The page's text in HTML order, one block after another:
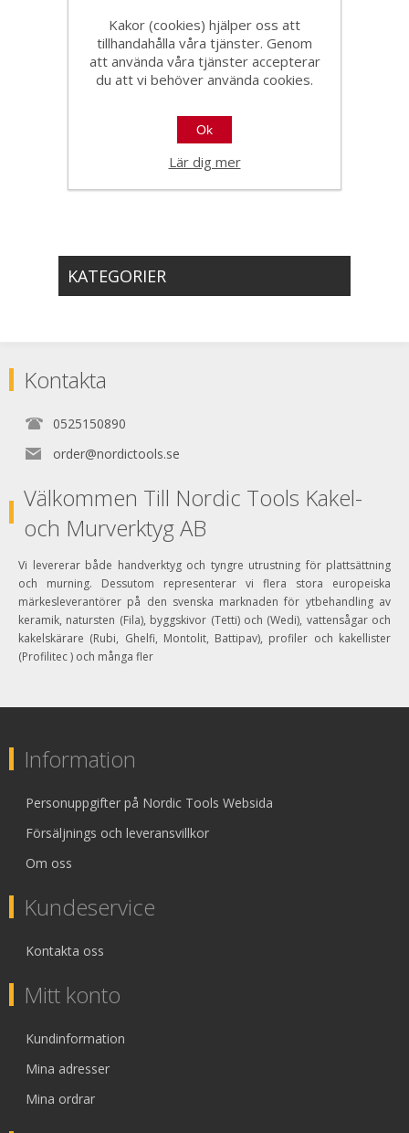
Kakellist rundad 12,5mm
343021
KATEGORIER
Kontakta
0525150890
order@nordictools.se
Välkommen Till Nordic Tools Kakel-
och Murverktyg AB
Vi levererar både handverktyg och tyngre utrustning för plattsättning
och murning. Dessutom representerar vi flera stora europeiska
märkesleverantörer på den svenska marknaden för ytbehandling av
keramik, natursten (Fila), byggskivor (Tetti) och (Wedi), vattensågar och
kakelskärare (Rubi, Ghelfi, Montolit, Battipav), profiler och kakellister
(Profilitec ) och många fler
Information
Personuppgifter på Nordic Tools Websida
Försäljnings och leveransvillkor
Om oss
Kundeservice
Kontakta oss
Mitt konto
Kundinformation
Mina adresser
Mina ordrar
Kakor (cookies) hjälper oss att
tillhandahålla våra tjänster. Genom
att använda våra tjänster accepterar
du att vi behöver använda cookies.
Ok
Lär dig mer